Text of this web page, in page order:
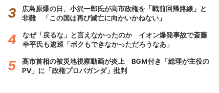
広島原爆の日、小沢一郎氏が高市政権を「戦前回帰路線」と
非難 「この国は再び滅亡に向かいかねない」
なぜ「戻るな」と言えなかったのか イオン爆発事故で斎藤
幸平氏も逡巡「ボクもできなかっただろうなあ」
高市首相の被災地視察動画が炎上 BGM付き「総理が主役の
PV」に「政権プロパガンダ」批判